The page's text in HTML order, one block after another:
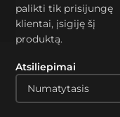
Atsiliepimai
palikti tik prisijungę
klientai, įsigiję šį
produktą.